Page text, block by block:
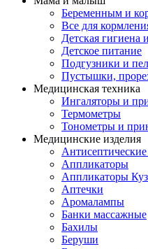
Беременным и
Все для
Детская гигиена
Детское питание
Подгузники и
Пустышки,
Медицинская техника
Ингаляторы и
Термометры
Тонометры и
Медицинские изделия
Антисептические
Аппликаторы
Аппликаторы
Аптечки
Аромалампы
Банки массажные
Бахилы
Беруши